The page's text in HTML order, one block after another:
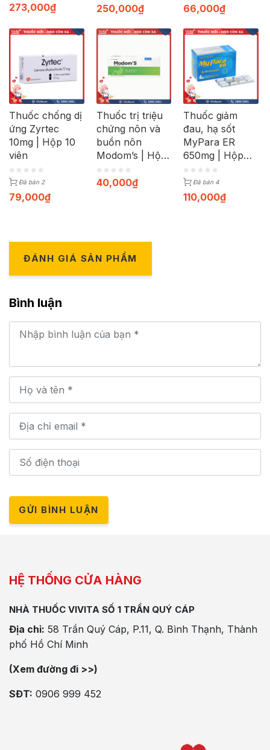
273,000₫ 250,000₫ 66,000₫
Thuốc chống dị
ứng Zyrtec
10mg | Hộp 10
viên
Đã bán 2
79,000₫
Thuốc trị triệu
chứng nôn và
buồn nôn
Modom’s | Hộp
100 viên
40,000₫
Thuốc giảm
đau, hạ sốt
MyPara ER
650mg | Hộp
100 viên
Đã bán 4
110,000₫
ĐÁNH GIÁ SẢN PHẨM
Bình luận
GỬI BÌNH LUẬN
HỆ THỐNG CỬA HÀNG
NHÀ THUỐC VIVITA SỐ 1 TRẦN QUÝ CÁP
Địa chỉ: 58 Trần Quý Cáp, P.11, Q. Bình Thạnh, Thành
phố Hồ Chí Minh
(Xem đường đi >>)
SĐT: 0906 999 452